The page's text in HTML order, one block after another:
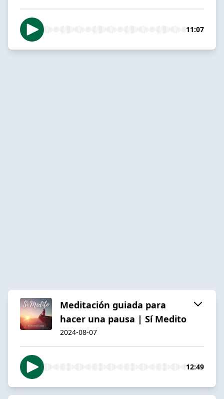
11:07
Meditación guiada para
hacer una pausa | Sí Medito
2024-08-07
12:49